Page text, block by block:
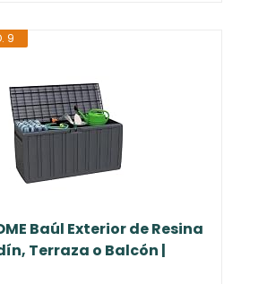
9
Baúl Exterior de Resina
Terraza o Balcón |